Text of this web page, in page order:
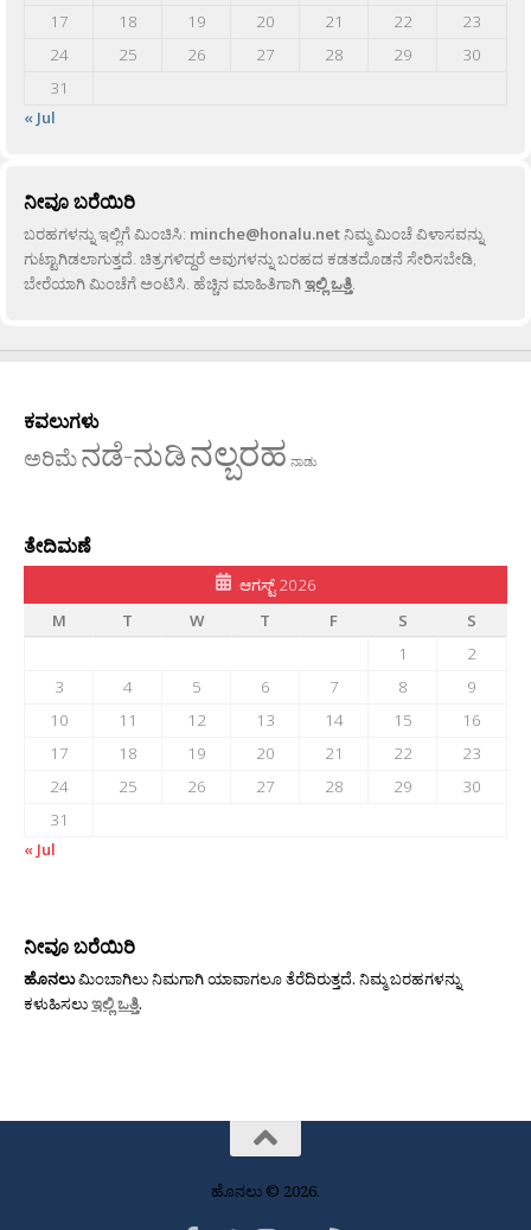
17
18 19 20 21 22
23
24
25 26 27 28 29
30
31
« Jul
ನೀವೂ ಬರೆಯಿರಿ
ಬರಹಗಳನ್ನು ಇಲ್ಲಿಗೆ ಮಿಂಚಿಸಿ: minche@honalu.netನಿಮ್ಮ ಮಿಂಚೆ ವಿಳಾಸವನ್ನು
ಗುಟ್ಟಾಗಿಡಲಾಗುತ್ತದೆ. ಚಿತ್ರಗಳಿದ್ದರೆ ಅವುಗಳನ್ನು ಬರಹದ ಕಡತದೊಡನೆ ಸೇರಿಸಬೇಡಿ,
ಬೇರೆಯಾಗಿ ಮಿಂಚೆಗೆ ಅಂಟಿಸಿ. ಹೆಚ್ಚಿನ ಮಾಹಿತಿಗಾಗಿಇಲ್ಲಿ ಒತ್ತಿ.
ಕವಲುಗಳು
ಅರಿಮೆನಡೆ-ನುಡಿನಲ್ಬರಹ ನಾಡು
ತೇದಿಮಣೆ
ಆಗಸ್ಟ್ 2026
M
T W T F S
S
1
2
3
4 5 6 7 8
9
10
11 12 13 14 15
16
17
18 19 20 21 22
23
24
25 26 27 28 29
30
31
« Jul
ನೀವೂ ಬರೆಯಿರಿ
ಹೊನಲುಮಿಂಬಾಗಿಲು ನಿಮಗಾಗಿ ಯಾವಾಗಲೂ ತೆರೆದಿರುತ್ತದೆ. ನಿಮ್ಮ ಬರಹಗಳನ್ನು
ಕಳುಹಿಸಲುಇಲ್ಲಿ ಒತ್ತಿ.
ಹೊನಲು © 2026.